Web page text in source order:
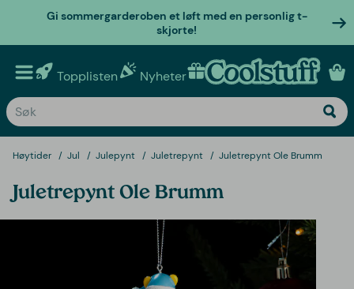
Gi sommergarderoben et løft med en personlig t-
skjorte!
Topplisten Nyheter Personlige gaver
Høytider Jul Julepynt Juletrepynt Juletrepynt Ole Brumm
Juletrepynt Ole Brumm